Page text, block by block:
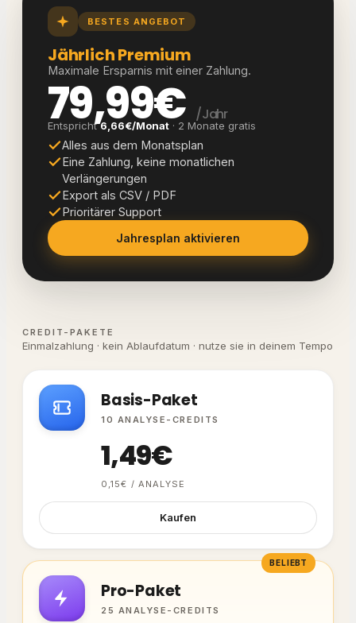
BESTES ANGEBOT
Jährlich Premium
Maximale Ersparnis mit einer Zahlung.
79,99€ / Jahr
Entspricht6,66€/Monat · 2 Monate gratis
Alles aus dem Monatsplan
Eine Zahlung, keine monatlichen
Verlängerungen
Export als CSV / PDF
Prioritärer Support
Jahresplan aktivieren
CREDIT-PAKETE
Einmalzahlung · kein Ablaufdatum · nutze sie in deinem Tempo
Basis-Paket
10 ANALYSE-CREDITS
1,49€
0,15€ / ANALYSE
Kaufen
BELIEBT
Pro-Paket
25 ANALYSE-CREDITS